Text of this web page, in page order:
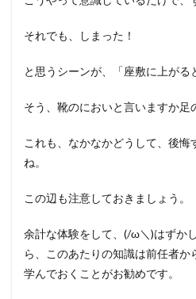
それでも、しまった！
と思うシーンが、「座敷に上がる
そう、靴のにおいと言いますか足
これも、なかなかどうして、後悔
ね。
この辺も注意しておきましょう。
余計な体験をして、(/ω＼)はずか
ら、このあたりの知識は前任者か
学んでおくことがお勧めです。